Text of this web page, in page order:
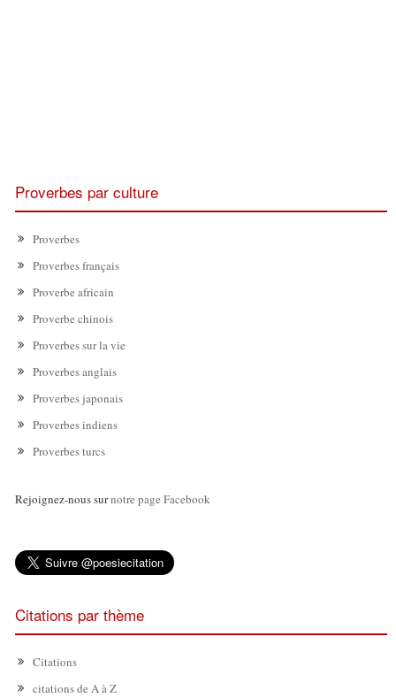
Proverbes par culture
Proverbes
Proverbes français
Proverbe africain
Proverbe chinois
Proverbes sur la vie
Proverbes anglais
Proverbes japonais
Proverbes indiens
Proverbes turcs
Rejoignez-nous surnotre page Facebook
Citations par thème
Citations
citations de A à Z